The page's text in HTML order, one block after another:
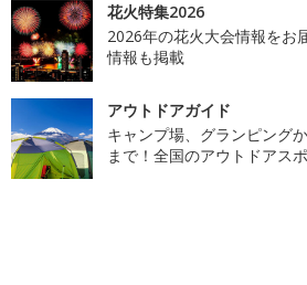
花火特集2026
2026年の花火大会情報をお
情報も掲載
アウトドアガイド
キャンプ場、グランピング
まで！全国のアウトドアス